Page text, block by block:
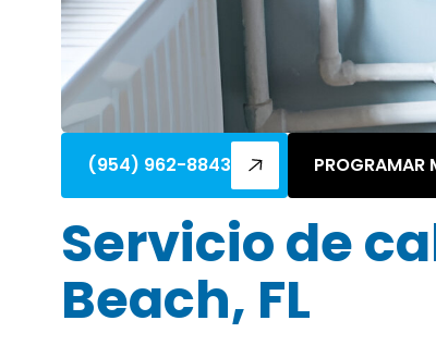
(954) 962-8843 PROGRAMAR
Servicio de
Beach, FL